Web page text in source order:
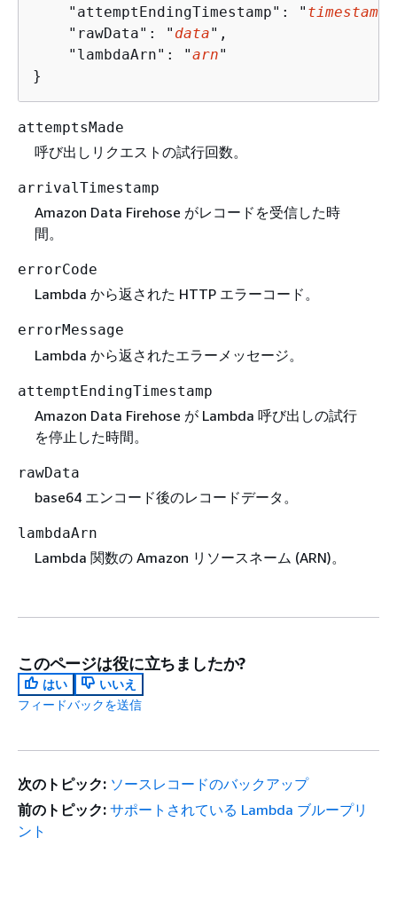
    "attemptEndingTimestamp": "
timestamp
    "rawData": "
data",
    "lambdaArn": "
arn"
}
attemptsMade
呼び出しリクエストの試行回数。
arrivalTimestamp
Amazon Data Firehose がレコードを受信した時
間。
errorCode
Lambda から返された HTTP エラーコード。
errorMessage
Lambda から返されたエラーメッセージ。
attemptEndingTimestamp
Amazon Data Firehose が Lambda 呼び出しの試行
を停止した時間。
rawData
base64 エンコード後のレコードデータ。
lambdaArn
Lambda 関数の Amazon リソースネーム (ARN)。
このページは役に立ちましたか?
はい
いいえ
フィードバックを送信
次のトピック: ソースレコードのバックアップ
前のトピック: サポートされている Lambda ブループリ
ント